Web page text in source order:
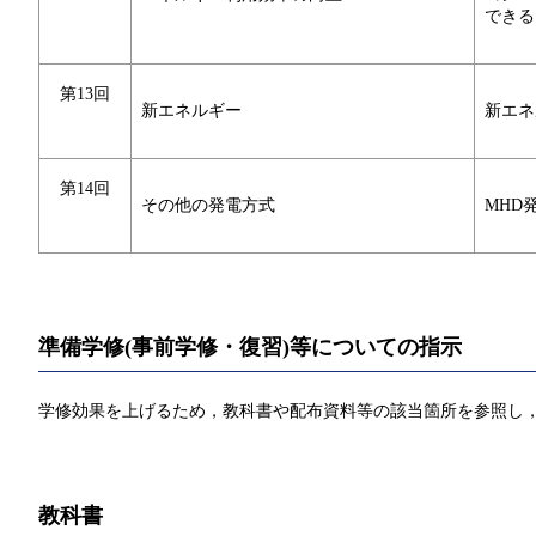
でき
第13回
新エネルギー
新エ
第14回
その他の発電方式
MHD
準備学修(事前学修・復習)等についての指示
学修効果を上げるため，教科書や配布資料等の該当箇所を参照
教科書